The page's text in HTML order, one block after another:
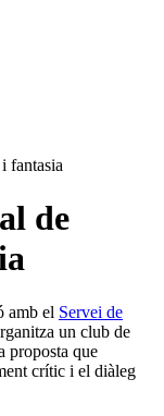
fantasia
de
amb el Servei de
un club de
proposta que
crític i el diàleg